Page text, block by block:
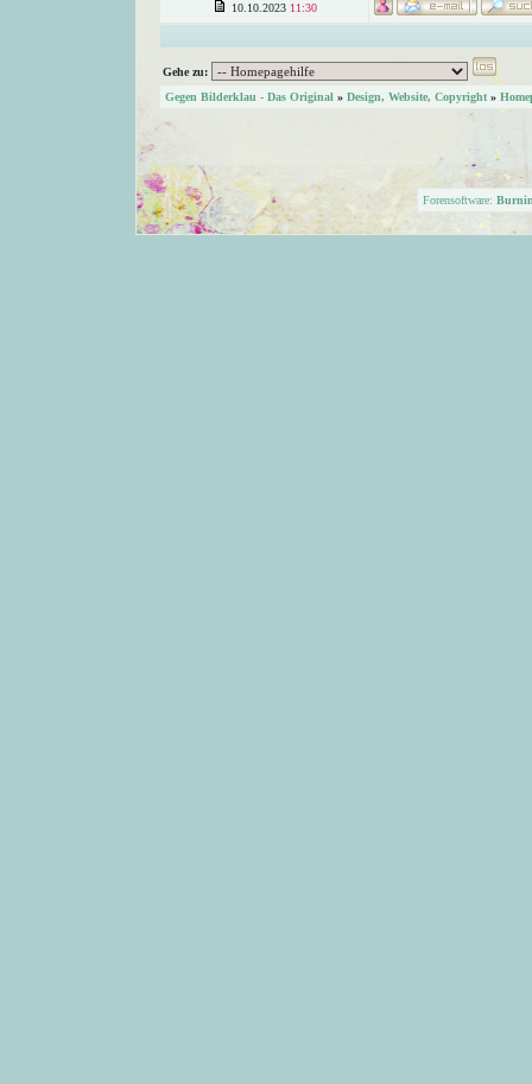
10.10.2023 11:30
Gehe zu:
Gegen Bilderklau - Das Original » Design, Website, Copyright »
Forensoftware: